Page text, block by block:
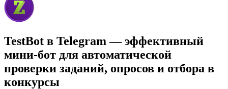
TestBot в Telegram — эффективный
мини-бот для автоматической
проверки заданий, опросов и отбора в
конкурсы